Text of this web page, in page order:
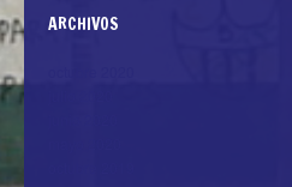
ARCHIVOS